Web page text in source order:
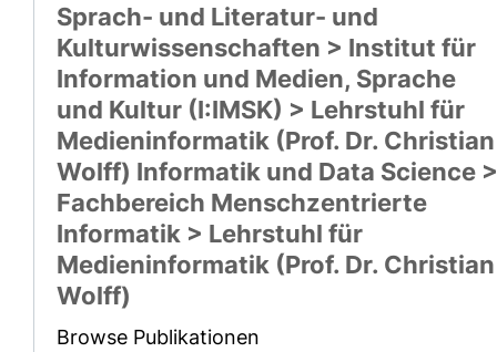
Sprach- und Literatur- und
Kulturwissenschaften > Institut für
Information und Medien, Sprache
und Kultur (I:IMSK) > Lehrstuhl für
Medieninformatik (Prof. Dr. Christian
Wolff) Informatik und Data Science >
Fachbereich Menschzentrierte
Informatik > Lehrstuhl für
Medieninformatik (Prof. Dr. Christian
Wolff)
Browse Publikationen